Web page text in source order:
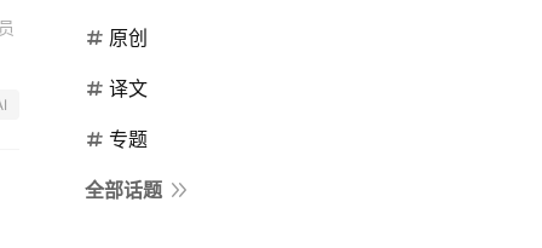
原创
译文
专题
全部话题